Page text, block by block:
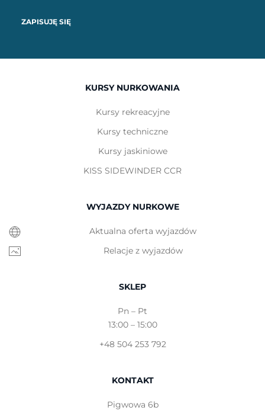
ZAPISUJĘ SIĘ
KURSY NURKOWANIA
Kursy rekreacyjne
Kursy techniczne
Kursy jaskiniowe
KISS SIDEWINDER CCR
WYJAZDY NURKOWE
Aktualna oferta wyjazdów
Relacje z wyjazdów
SKLEP
Pn – Pt
13:00 – 15:00
+48 504 253 792
KONTAKT
Pigwowa 6b